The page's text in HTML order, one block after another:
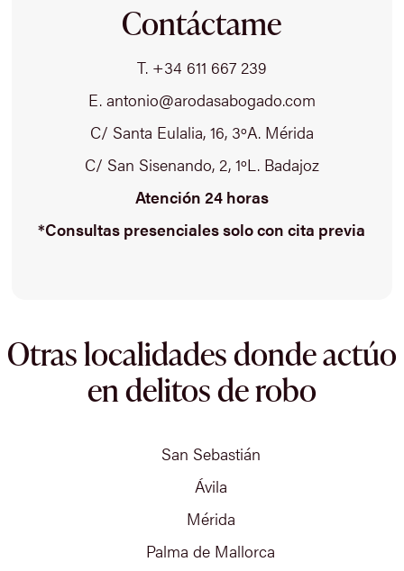
Contáctame
T. +34 611 667 239
E. antonio@arodasabogado.com
C/ Santa Eulalia, 16, 3ºA. Mérida
C/ San Sisenando, 2, 1ºL. Badajoz
Atención 24 horas
*Consultas presenciales solo con cita previa
Otras localidades donde actúo
en delitos de robo
San Sebastián
Ávila
Mérida
Palma de Mallorca